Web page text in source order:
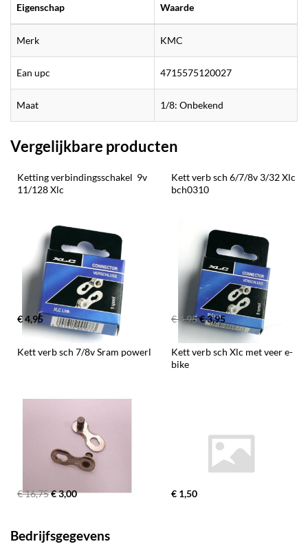
Eigenschap Waarde
Merk KMC
Ean upc 4715575120027
Maat 1/8: Onbekend
Vergelijkbare producten
Ketting verbindingsschakel  9v
11/128 Xlc
€ 4,95
Kett verb sch 6/7/8v 3/32 Xlc
bch0310
€ 4,95€ 3,95
Kett verb sch 7/8v Sram powerl
€ 16,75€ 3,00
Kett verb sch Xlc met veer e-
bike
€ 1,50
Bedrijfsgegevens